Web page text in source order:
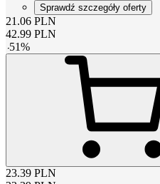
Sprawdź szczegóły oferty
21.06 PLN
42.99 PLN
-51%
23.39 PLN